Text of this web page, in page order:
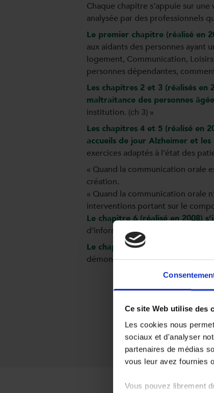
Ce site Web utilise des
Les cookies nous
sociaux et d'analyser
partenaires de médias
vous leur avez fournies
Vous pouvez librement
Chaque chapitre s’appuie sur
analysée par des professionnels
Le premier chapitre (réalisé en
aux aidants des personnes ayant
logement, Communication,
personnes dépendantes,
Les chapitres 2 et 3 (réalisés
maltraitance des personnes
institution. (ch 3) »
Les chapitres 4 et 5 (réalisé en
accueils de jour Alzheimer et les
exercices adaptés à l’état des
« Quand la communication orale
création.
« Quand la communication orale
interventions portant sur le
Le chapitre 6 (réalisé en 2008)
d’information pratique pour
Le chapitre 7 (réalisé en 2005) «
démonstration et formation